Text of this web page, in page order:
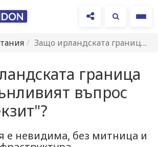
Защо ирландската граница е най-трънливият въпрос при "Брекзит"?
граница
въпрос
е невидима, без митница и